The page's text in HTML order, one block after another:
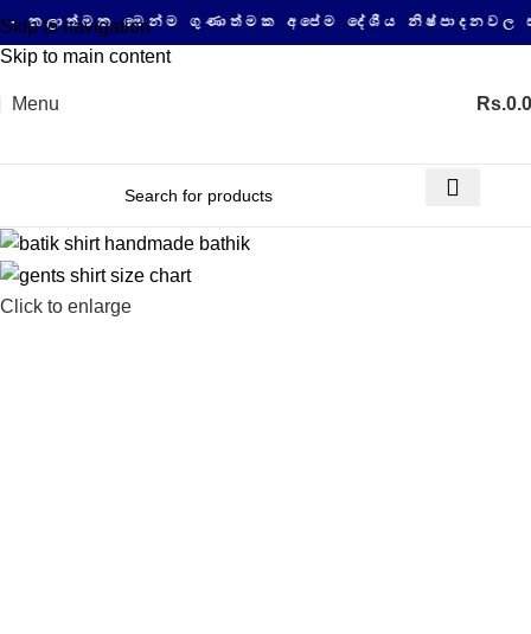
Skip to navigation
Skip to main content
මෙන්ම ගුණාත්මක අපේම දේශීය නිෂ්පාදනවල සයිබර්
Menu Rs.
Click to enlarge